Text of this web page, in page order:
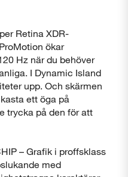
Retina XDR-
ökar
Hz när du behöver
I Dynamic Island
upp. Och skärmen
ett öga på
trycka på den för att
– Grafik i proffsklass
med